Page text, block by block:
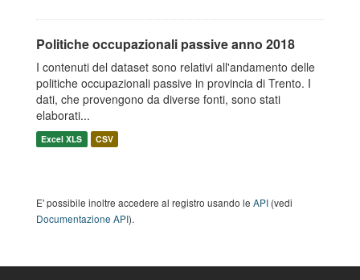
Politiche occupazionali passive anno 2018
I contenuti del dataset sono relativi all'andamento delle
politiche occupazionali passive in provincia di Trento. I
dati, che provengono da diverse fonti, sono stati
elaborati...
Excel XLS CSV
E' possibile inoltre accedere al registro usando le API (vedi
Documentazione API).